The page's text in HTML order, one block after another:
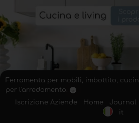
Ferramenta per mobili, imbottito,
per l'arredamento.
Iscrizione Aziende
Home Journal
it